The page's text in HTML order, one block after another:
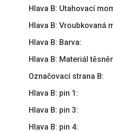
Hlava B: Utahovací
Hlava B: Vroubkovaná
Hlava B: Barva:
Hlava B: Materiál
Označovací strana B:
Hlava B: pin 1:
Hlava B: pin 3:
Hlava B: pin 4: